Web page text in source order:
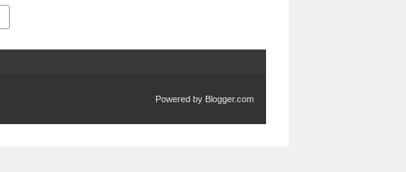
Powered by Blogger.com